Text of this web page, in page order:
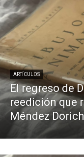
ARTÍCULOS
El regreso de
reedición que
Méndez Dorich